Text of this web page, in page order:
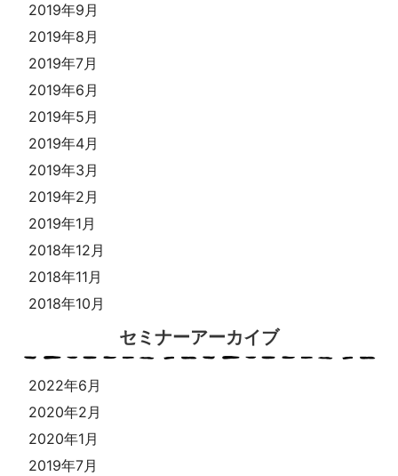
2019年9月
2019年8月
2019年7月
2019年6月
2019年5月
2019年4月
2019年3月
2019年2月
2019年1月
2018年12月
2018年11月
2018年10月
セミナーアーカイブ
2022年6月
2020年2月
2020年1月
2019年7月